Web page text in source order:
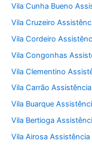
Vila Cunha Bueno
Vila Cruzeiro
Vila Cordeiro
Vila Congonhas
Vila Clementino
Vila Carrão
Vila Buarque
Vila Bertioga
Vila Airosa Assistência